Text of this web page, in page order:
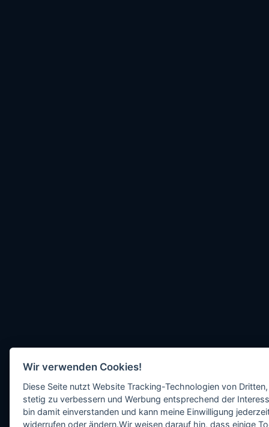
Wir verwenden Cookies!
Diese Seite nutzt Website Tracking-Technologien von
stetig zu verbessern und Werbung entsprechend der
bin damit einverstanden und kann meine Einwilligung
widerrufen oder ändern.Wir weisen darauf hin, dass einige